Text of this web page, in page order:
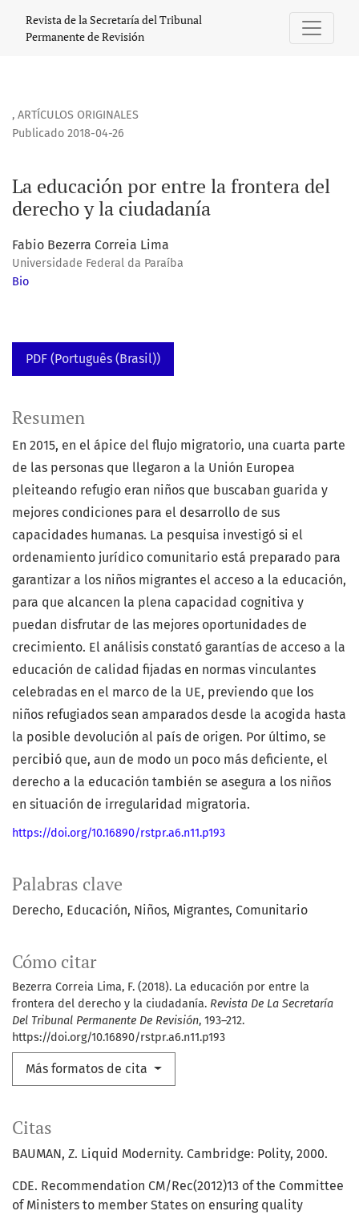
La educación por entre la frontera del derecho y la
Revista de la Secretaría del Tribunal
Permanente de Revisión
, ARTÍCULOS ORIGINALES
La educación por entre la frontera del
derecho y la ciudadanía
Publicado 2018-04-26
Fabio Bezerra Correia Lima
Universidade Federal da Paraíba
Bio
PDF (Português (Brasil))
Palabras clave
Derecho Educación Niños Migrantes Comunitario
Cómo citar
Bezerra Correia Lima, F. (2018). La educación por entre la
frontera del derecho y la ciudadanía. Revista De La Secretaría
Del Tribunal Permanente De Revisión, 193–212.
https://doi.org/10.16890/rstpr.a6.n11.p193
Más formatos de cita
Resumen
En 2015, en el ápice del flujo migratorio, una cuarta parte
de las personas que llegaron a la Unión Europea
pleiteando refugio eran niños que buscaban guarida y
mejores condiciones para el desarrollo de sus
capacidades humanas. La pesquisa investigó si el
ordenamiento jurídico comunitario está preparado para
garantizar a los niños migrantes el acceso a la educación,
para que alcancen la plena capacidad cognitiva y
puedan disfrutar de las mejores oportunidades de
crecimiento. El análisis constató garantías de acceso a la
educación de calidad fijadas en normas vinculantes
celebradas en el marco de la UE, previendo que los
niños refugiados sean amparados desde la acogida hasta
la posible devolución al país de origen. Por último, se
percibió que, aun de modo un poco más deficiente, el
derecho a la educación también se asegura a los niños
en situación de irregularidad migratoria.
https://doi.org/10.16890/rstpr.a6.n11.p193
Citas
BAUMAN, Z. Liquid Modernity. Cambridge: Polity, 2000.
CDE. Recommendation CM/Rec(2012)13 of the Committee
of Ministers to member States on ensuring quality